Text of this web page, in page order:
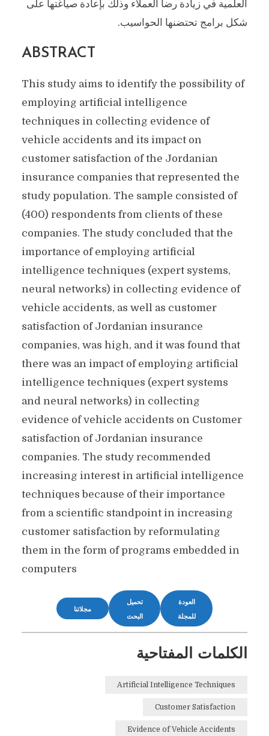
العلمية في زيادة رضا العملاء وذلك بإعادة صياغتها على
شكل برامج تحتضنها الحواسيب.
ABSTRACT
This study aims to identify the possibility of
employing artificial intelligence
techniques in collecting evidence of
vehicle accidents and its impact on
customer satisfaction of the Jordanian
insurance companies that represented the
study population. The sample consisted of
(400) respondents from clients of these
companies. The study concluded that the
importance of employing artificial
intelligence techniques (expert systems,
neural networks) in collecting evidence of
vehicle accidents, as well as customer
satisfaction of Jordanian insurance
companies, was high, and it was found that
there was an impact of employing artificial
intelligence techniques (expert systems
and neural networks) in collecting
evidence of vehicle accidents on Customer
satisfaction of Jordanian insurance
companies. The study recommended
increasing interest in artificial intelligence
techniques because of their importance
from a scientific standpoint in increasing
customer satisfaction by reformulating
them in the form of programs embedded in
computers
العودة
للمجلة
تحميل
البحث
مجلاتنا
الكلمات المفتاحية
Artificial Intelligence Techniques
Customer Satisfaction
Evidence of Vehicle Accidents